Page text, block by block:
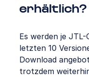
erhältlich?
Es werden je
letzten 10
Download
trotzdem